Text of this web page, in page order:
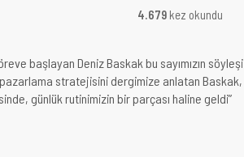
4.679 kez okundu
başlayan Deniz Baskak bu sayımızın söyleşi
pazarlama stratejisini dergimize anlatan Baskak,
günlük rutinimizin bir parçası haline geldi”